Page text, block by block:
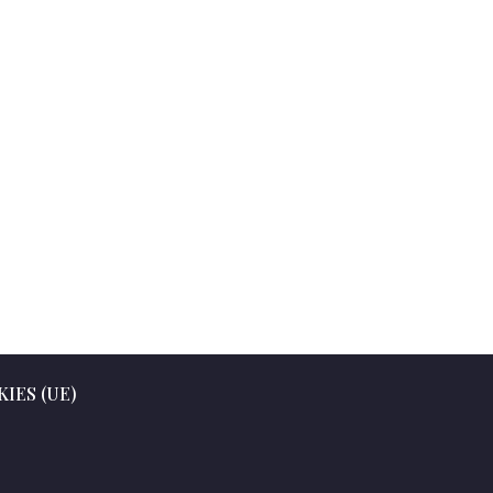
(UE)